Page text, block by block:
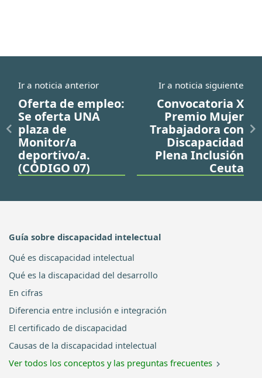
Ir a noticia anterior
Oferta de empleo:
Se oferta UNA
plaza de
Monitor/a
deportivo/a.
(CÓDIGO 07)
Ir a noticia siguiente
Convocatoria X
Premio Mujer
Trabajadora con
Discapacidad
Plena Inclusión
Ceuta
Guía sobre discapacidad intelectual
Qué es discapacidad intelectual
Qué es la discapacidad del desarrollo
En cifras
Diferencia entre inclusión e integración
El certificado de discapacidad
Causas de la discapacidad intelectual
Ver todos los conceptos y las preguntas frecuentes